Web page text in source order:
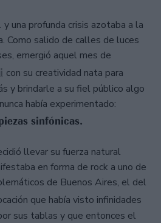
una profunda crisis azotaba a la
Como salido de calles de luces
emergió aquel mes de
con su creatividad nata para
y brindarle a su fiel público algo
había experimentado:
sinfónicas.
llevar su fuerza natural
en forma de rock a uno de
de Buenos Aires, el del
que había visto infinidades
sus tablas y que entonces el